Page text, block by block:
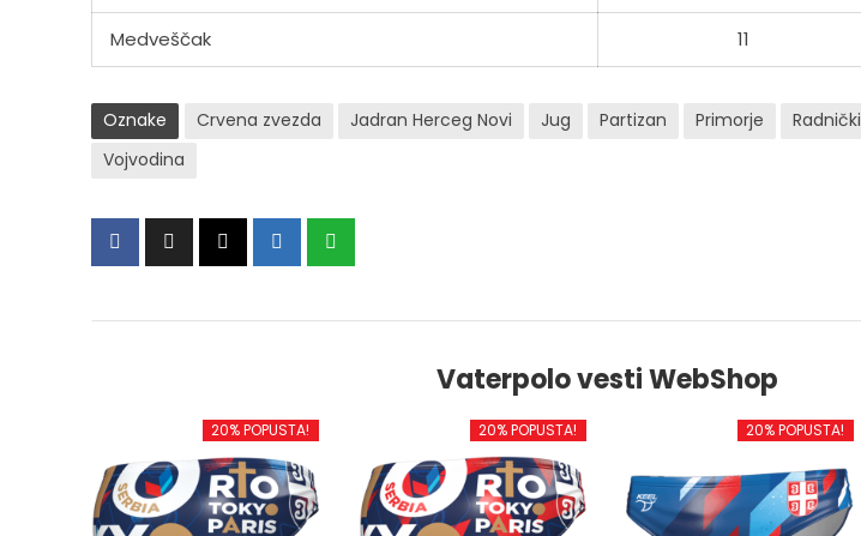
Medveščak 11
Oznake Crvena zvezda Jadran Herceg Novi Jug Partizan Primorje Radnički
Vojvodina
Vaterpolo vesti WebShop
20% POPUSTA! 20% POPUSTA! 20% POPUSTA!